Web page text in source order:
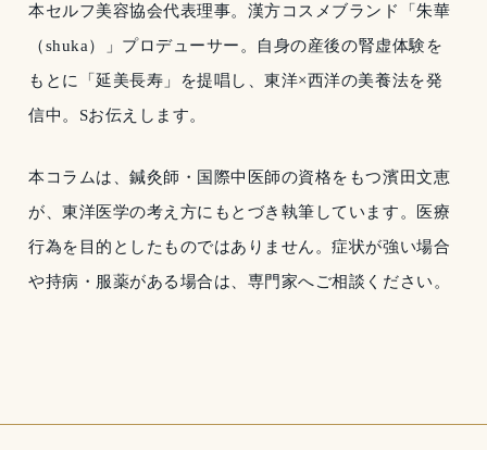
本セルフ美容協会代表理事。漢方コスメブランド「朱華
（shuka）」プロデューサー。自身の産後の腎虚体験を
もとに「延美長寿」を提唱し、東洋×西洋の美養法を発
信中。Sお伝えします。
本コラムは、鍼灸師・国際中医師の資格をもつ濱田文恵
が、東洋医学の考え方にもとづき執筆しています。医療
行為を目的としたものではありません。症状が強い場合
や持病・服薬がある場合は、専門家へご相談ください。